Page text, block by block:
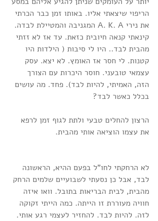
הריפוי שיצאתי אליו. באותו זמן כבר הכרתי
את נירי A. K. A המגניבה והמטיילת לבדה.
קינאתי קנאה חיובית כזאת. עד אז לא זזתי
מהבית לבד.. היו לי סיבות ( הילדות היו
קטנות. לי חסר אז האומץ. לא יצא. עסק
עצמאי טובעני. חוסר היכרות עם הצורך
הזה, האמיתי, להיות לבד). פחד. מה עושים
בכלל כאשר לבד?
הרצון להחלים טבעי ולתת לגוף זמן לרפא
את עצמו הוציאה אותי מהבית.
לא הרחקתי לחו"ל בפעם ההיא, הראשונה
לבד, אבל כן נסעתי לשבועיים שלמים הרחק
מהבית, לבית הבריאות בתובל. וואו איזה
חוויה מעוררת זו הייתה. כמה הייתי זקוקה
לזה. להיות לבד. להחזיר לעצמי רגע אותי.